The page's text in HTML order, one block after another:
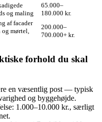
og maling
65.000–
180.000 kr.
af facader
og mørtel,
200.000–
700.000+ kr.
forhold du skal
en væsentlig post — typisk
og byggehøjde.
1.000–10.000 kr., særligt